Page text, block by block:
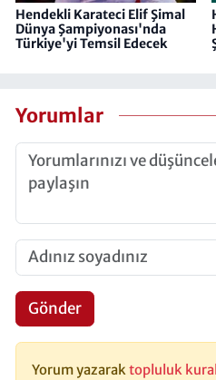
Hendekli Karateci Elif Şimal
Dünya Şampiyonası'nda
Türkiye'yi Temsil Edecek
Yorumlar
Gönder
Yorum yazaraktopluluk